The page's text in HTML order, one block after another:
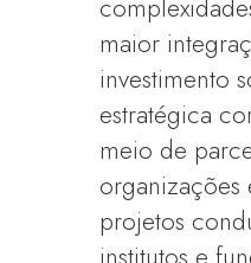
maior
investimento
estratégica
meio de
organizações
projetos